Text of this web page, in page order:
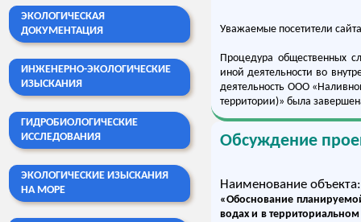
ЭКОЛОГИЧЕСКАЯ
ДОКУМЕНТАЦИЯ
ИНЖЕНЕРНО-ЭКОЛОГИЧЕСКИЕ
ИЗЫСКАНИЯ
ГИДРОБИОЛОГИЧЕСКИЕ
ИССЛЕДОВАНИЯ
ЭКОЛОГИЧЕСКИЕ ИЗЫСКАНИЯ
НА МОРЕ
Уважаемые посетители
Процедура общественных
иной деятельности во
деятельность ООО
территории)» была
Обсуждение
Наименование объекта:
«Обоснование
водах и в